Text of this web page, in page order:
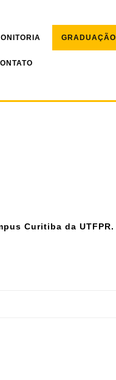
GRADUAÇÃO
Curitiba da UTFPR.